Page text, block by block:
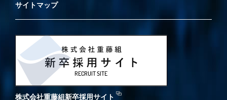
サイトマップ
株式会社重藤組新卒採用サイト